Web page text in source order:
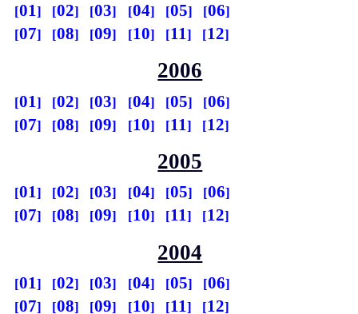
01 02 03 04 05
06
07
08 09 10 11 12
2006
01 02 03 04 05
06
07
08 09 10 11 12
2005
01 02 03 04 05
06
07
08 09 10 11 12
2004
01 02 03 04 05
06
07
08 09 10 11 12